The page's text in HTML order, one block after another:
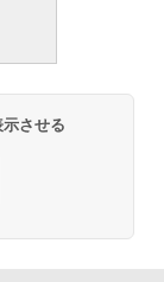
させる